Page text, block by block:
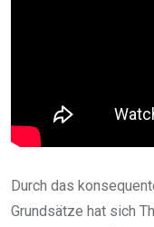
Durch das
Grundsätze hat sich